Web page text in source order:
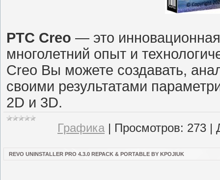
PTC Creo — это
многолетний опыт и
Creo Вы можете создавать,
своими результатами
2D и 3D.
Графика | Просмотров: 273 |
REVO UNINSTALLER PRO 4.3.0 REPACK & PORTABLE BY KPOJIUK